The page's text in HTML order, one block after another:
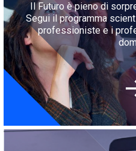
Il Futuro è pieno di
Segui il programma
professioniste e i